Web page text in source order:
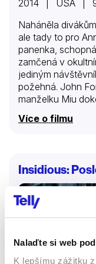
Nalaďte si web
K lepšímu zážitku
2014 | USA |
Naháněla
ale tady to pro
panenka,
zamčená v
jediným
požehná. John
manželku Miu
šatů. Ale Miina
sebou nechávají.
tak zlovolnou, že
zdaleka
Annabelle.
Více o filmu
Insidious: